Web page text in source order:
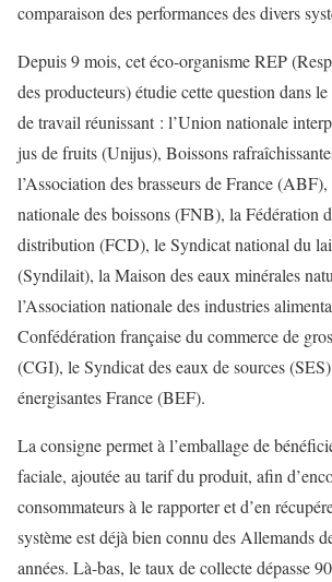
comparaison des performances des divers
Depuis 9 mois, cet éco-organisme REP
des producteurs) étudie cette question dans
de travail réunissant : l’Union nationale
jus de fruits (Unijus), Boissons
l’Association des brasseurs de France
nationale des boissons (FNB), la Fédération
distribution (FCD), le Syndicat national du
(Syndilait), la Maison des eaux minérales
l’Association nationale des industries
Confédération française du commerce de
(CGI), le Syndicat des eaux de sources
énergisantes France (BEF).
La consigne permet à l’emballage de
faciale, ajoutée au tarif du produit, afin
consommateurs à le rapporter et d’en
système est déjà bien connu des Allemands
années. Là-bas, le taux de collecte dépasse